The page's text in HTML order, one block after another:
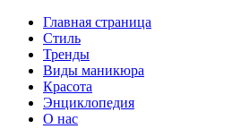
Главная страница
Стиль
Тренды
Виды маникюра
Красота
Энциклопедия
О нас